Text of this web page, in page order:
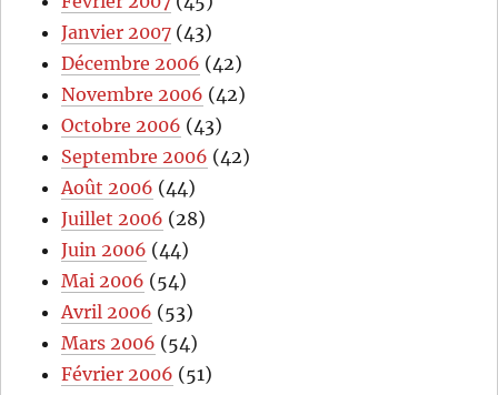
Janvier 2007 (43)
Décembre 2006 (42)
Novembre 2006 (42)
Octobre 2006 (43)
Septembre 2006 (42)
Août 2006 (44)
Juillet 2006 (28)
Juin 2006 (44)
Mai 2006 (54)
Avril 2006 (53)
Mars 2006 (54)
Février 2006 (51)